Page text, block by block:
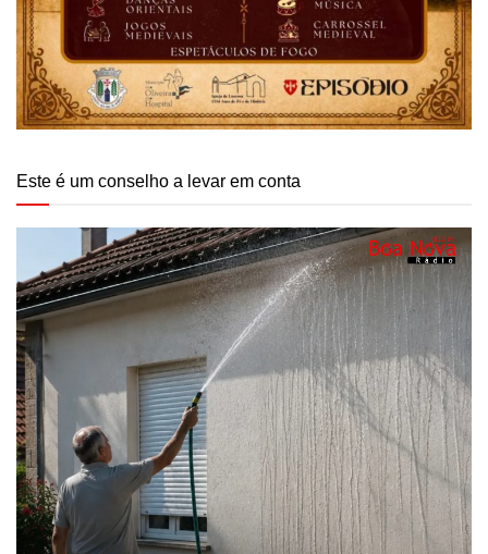
Este é um conselho a levar em conta